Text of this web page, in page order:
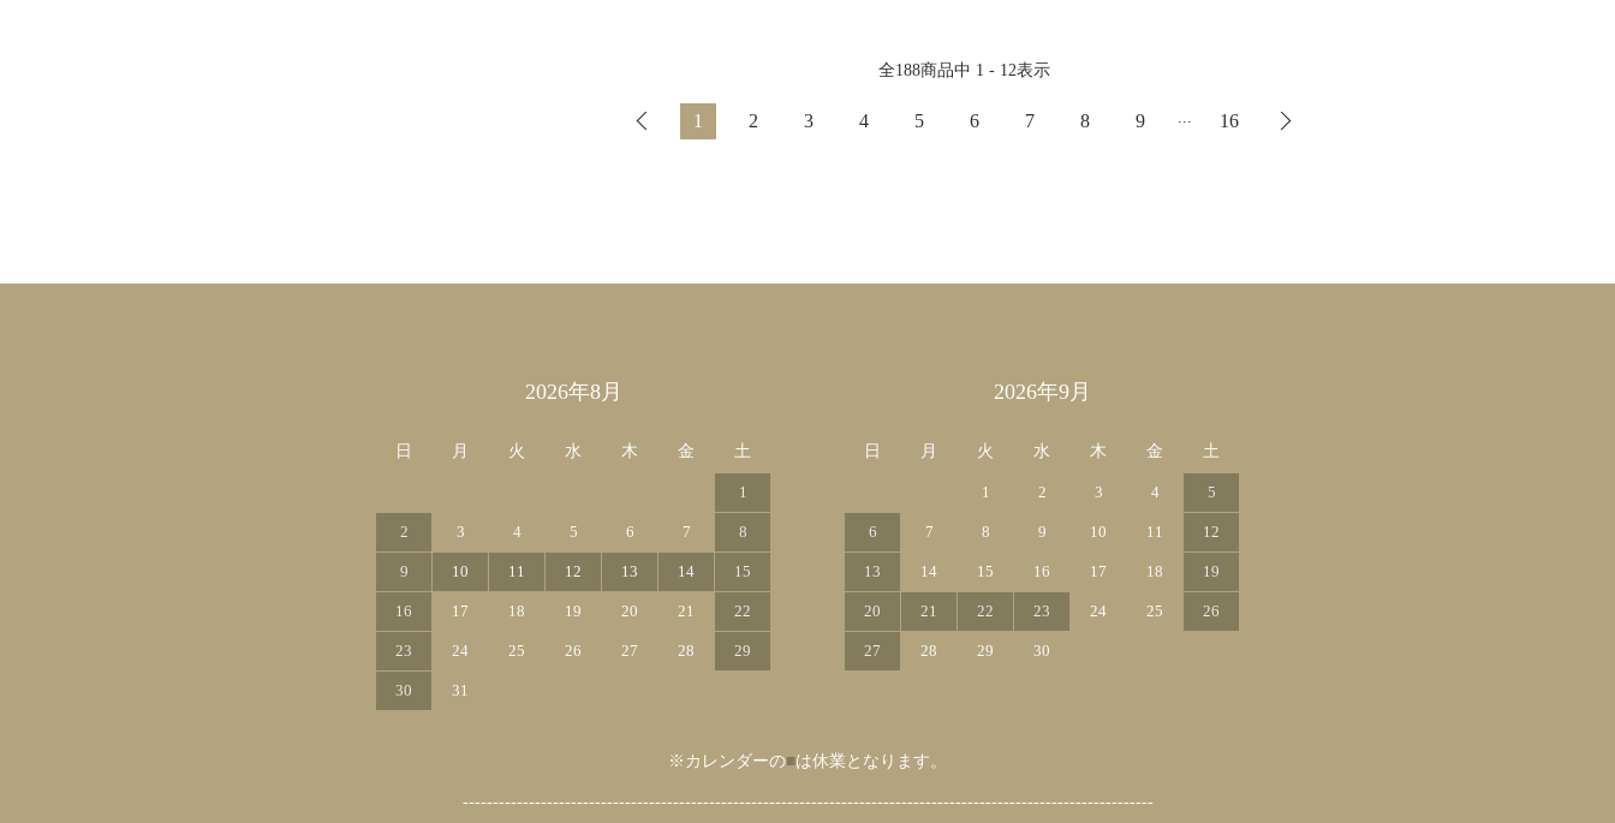
全188商品中 1 - 12表示
1 2 3 4 5 6 7 8 9 ... 16
2026年8月
日 月 火 水 木 金 土
1
2 3 4 5 6 7 8
9 10 11 12 13 14 15
16 17 18 19 20 21 22
23 24 25 26 27 28 29
30 31
2026年9月
日 月 火 水 木 金 土
1 2 3 4 5
6 7 8 9 10 11 12
13 14 15 16 17 18 19
20 21 22 23 24 25 26
27 28 29 30
※カレンダーの■は休業となります。
-------------------------------------------------------------------------------------------------------------------